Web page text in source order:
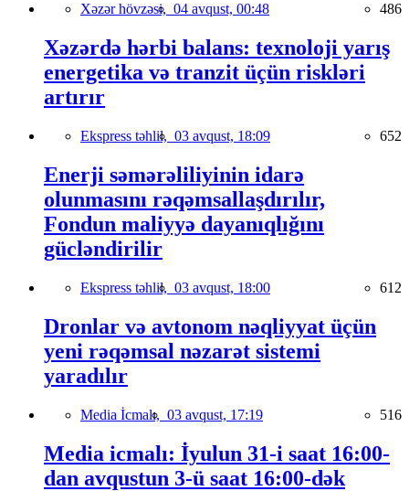
Xəzər hövzəsi, 04 avqust, 00:48 486
Xəzərdə hərbi balans: texnoloji yarış
energetika və tranzit üçün riskləri
artırır
Ekspress təhlil, 03 avqust, 18:09 652
Enerji səmərəliliyinin idarə
olunmasını rəqəmsallaşdırılır,
Fondun maliyyə dayanıqlığını
gücləndirilir
Ekspress təhlil, 03 avqust, 18:00 612
Dronlar və avtonom nəqliyyat üçün
yeni rəqəmsal nəzarət sistemi
yaradılır
Media İcmalı, 03 avqust, 17:19 516
Media icmalı: İyulun 31-i saat 16:00-
dan avqustun 3-ü saat 16:00-dək